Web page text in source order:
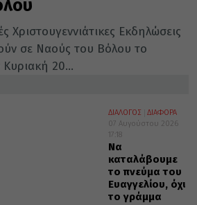
Χριστουγεννιάτικες Εκδηλώσεις
σε Ναούς του Βόλου το
20...
ΔΙΑΛΟΓΟΣ
ΔΙΑΦΟΡΑ
07 Αυγούστου 2026
17:18
Να
καταλάβουμε
το πνεύμα του
Ευαγγελίου, όχι
το γράμμα